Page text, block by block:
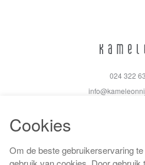
024 322
Algemene
Cookies
Om de beste gebruikerservaring